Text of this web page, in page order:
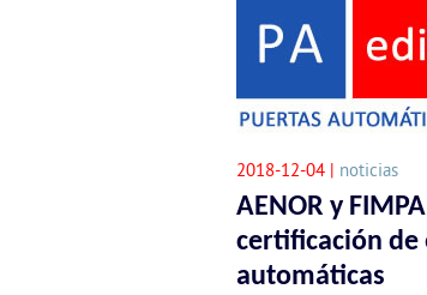
2018-12-04 | noticias
AENOR y
certificación de
automáticas